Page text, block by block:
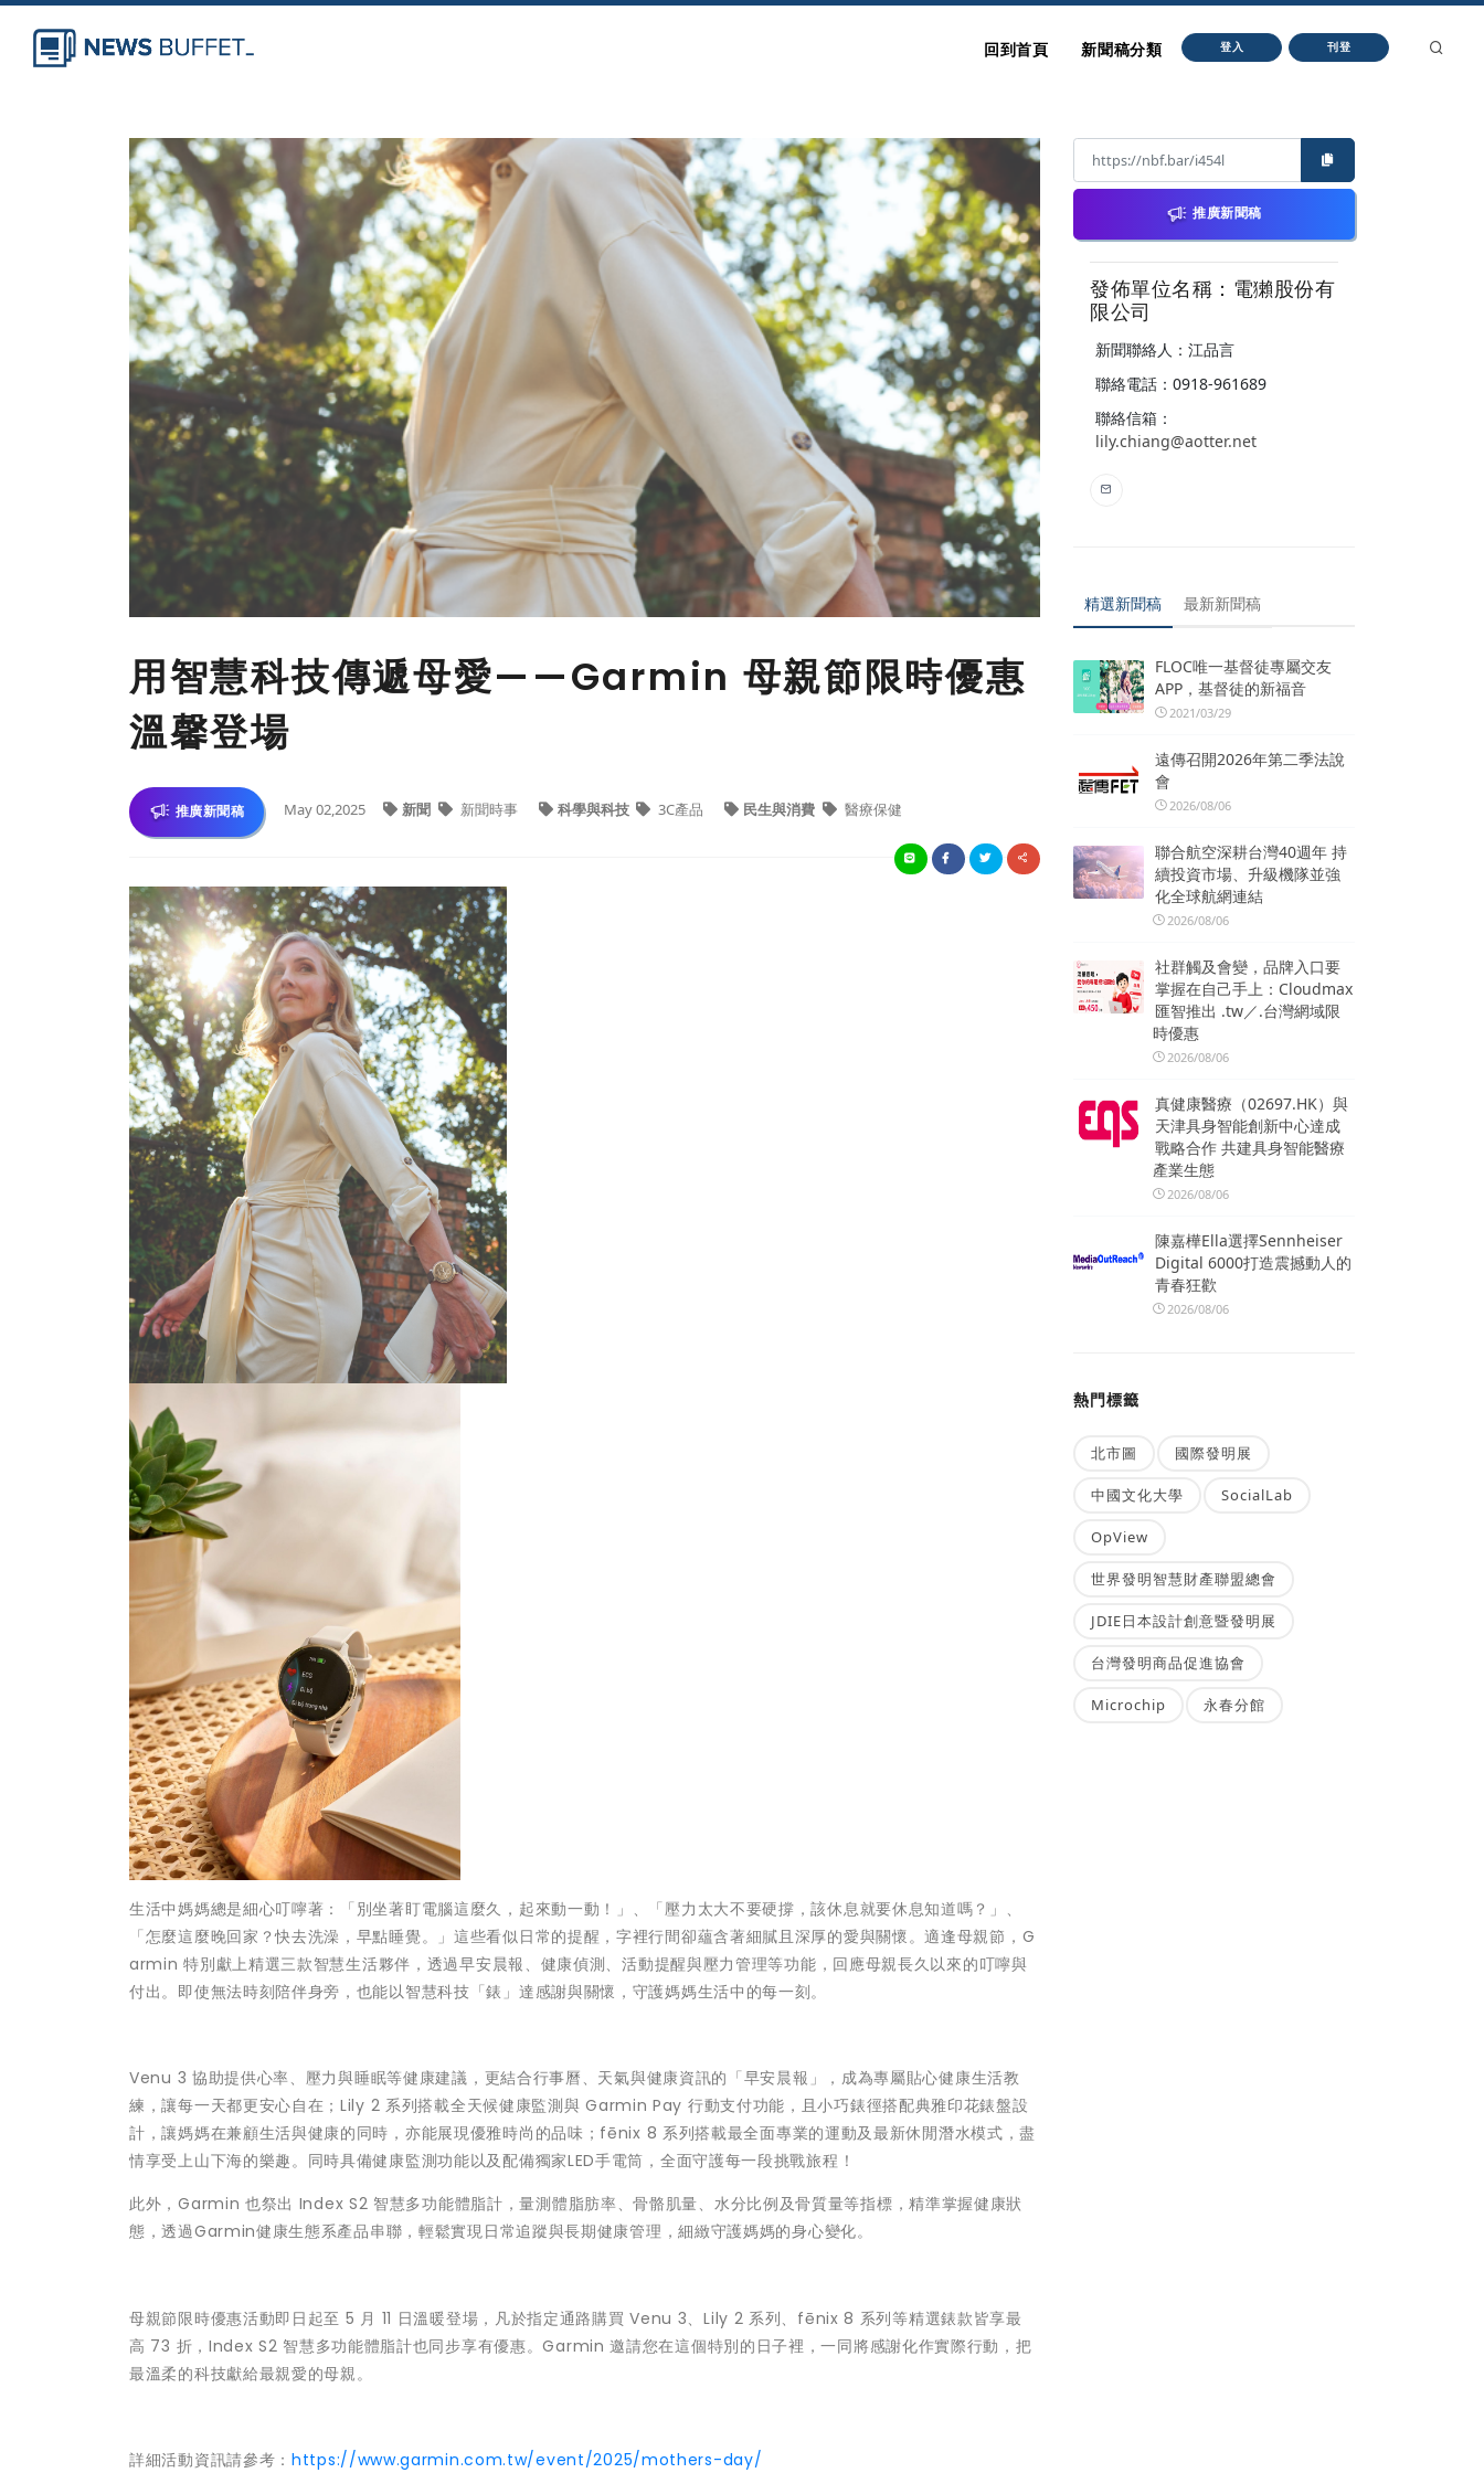
回到首頁 新聞稿分類 登入 刊登
用智慧科技傳遞母愛——Garmin 母親節限時優惠
溫馨登場
推廣新聞稿 May 02,2025 新聞 新聞時事 科學與科技 3C產品 民生與消費 醫療保健
生活中媽媽總是細心叮嚀著：「別坐著盯電腦這麼久，起來動一動！」、「壓力太大不要硬撐，該休息就要休息知道嗎？」、
「怎麼這麼晚回家？快去洗澡，早點睡覺。」這些看似日常的提醒，字裡行間卻蘊含著細膩且深厚的愛與關懷。適逢母親節，G
armin 特別獻上精選三款智慧生活夥伴，透過早安晨報、健康偵測、活動提醒與壓力管理等功能，回應母親長久以來的叮嚀與
付出。即使無法時刻陪伴身旁，也能以智慧科技「錶」達感謝與關懷，守護媽媽生活中的每一刻。
Venu 3 協助提供心率、壓力與睡眠等健康建議，更結合行事曆、天氣與健康資訊的「早安晨報」，成為專屬貼心健康生活教
練，讓每一天都更安心自在；Lily 2 系列搭載全天候健康監測與 Garmin Pay 行動支付功能，且小巧錶徑搭配典雅印花錶盤設
計，讓媽媽在兼顧生活與健康的同時，亦能展現優雅時尚的品味；fēnix 8 系列搭載最全面專業的運動及最新休閒潛水模式，盡
情享受上山下海的樂趣。同時具備健康監測功能以及配備獨家LED手電筒，全面守護每一段挑戰旅程！
此外，Garmin 也祭出 Index S2 智慧多功能體脂計，量測體脂肪率、骨骼肌量、水分比例及骨質量等指標，精準掌握健康狀
態，透過Garmin健康生態系產品串聯，輕鬆實現日常追蹤與長期健康管理，細緻守護媽媽的身心變化。
母親節限時優惠活動即日起至 5 月 11 日溫暖登場，凡於指定通路購買 Venu 3、Lily 2 系列、fēnix 8 系列等精選錶款皆享最
高 73 折，Index S2 智慧多功能體脂計也同步享有優惠。Garmin 邀請您在這個特別的日子裡，一同將感謝化作實際行動，把
最溫柔的科技獻給最親愛的母親。
詳細活動資訊請參考： https://www.garmin.com.tw/event/2025/mothers-day/
推廣新聞稿
發佈單位名稱：電獺股份有
限公司
新聞聯絡人：江品言
聯絡電話：0918-961689
聯絡信箱：
lily.chiang@aotter.net
精選新聞稿 最新新聞稿
FLOC唯一基督徒專屬交友
APP，基督徒的新福音
2021/03/29
遠傳召開2026年第二季法說
會
2026/08/06
聯合航空深耕台灣40週年 持
續投資市場、升級機隊並強
化全球航網連結
2026/08/06
社群觸及會變，品牌入口要
掌握在自己手上：Cloudmax
匯智推出 .tw／.台灣網域限
時優惠
2026/08/06
真健康醫療（02697.HK）與
天津具身智能創新中心達成
戰略合作 共建具身智能醫療
產業生態
2026/08/06
陳嘉樺Ella選擇Sennheiser
Digital 6000打造震撼動人的
青春狂歡
2026/08/06
熱門標籤
北市圖 國際發明展
中國文化大學 SocialLab
OpView
世界發明智慧財產聯盟總會
JDIE日本設計創意暨發明展
台灣發明商品促進協會
Microchip 永春分館